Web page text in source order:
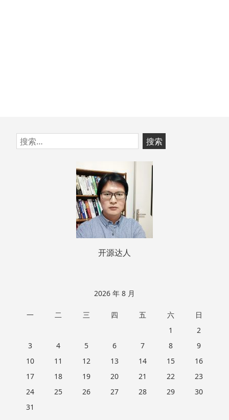
跳
至
搜
索：
开源达人
2026 年 8 月
一 二 三 四 五 六
日
1
2
3
4 5 6 7 8
9
10
11 12 13 14 15
16
17
18 19 20 21 22
23
24
25 26 27 28 29
30
31